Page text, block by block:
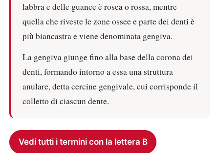
labbra e delle guance è rosea o rossa, mentre
quella che riveste le zone ossee e parte dei denti è
più biancastra e viene denominata gengiva.
La gengiva giunge fino alla base della corona dei
denti, formando intorno a essa una struttura
anulare, detta cercine gengivale, cui corrisponde il
colletto di ciascun dente.
Vedi tutti i termini con la lettera B